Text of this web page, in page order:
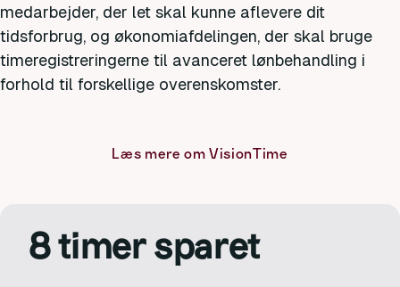
medarbejder, der let skal kunne aflevere dit
tidsforbrug, og økonomiafdelingen, der skal bruge
timeregistreringerne til avanceret lønbehandling i
forhold til forskellige overenskomster.
Læs mere om VisionTime
8 timer sparet